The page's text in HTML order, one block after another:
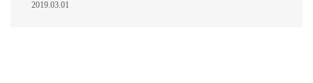
2019.03.01